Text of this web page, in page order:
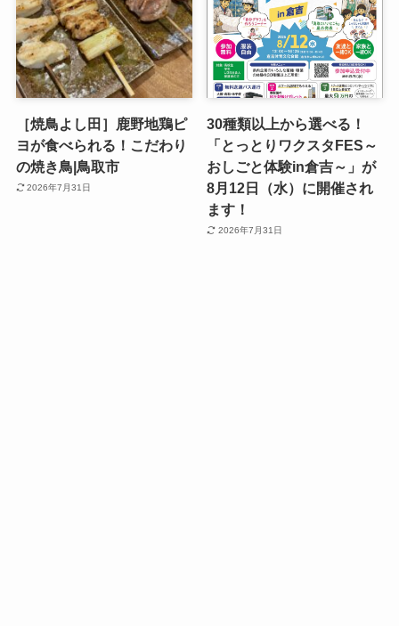
［焼鳥よし田］鹿野地鶏ピ
ヨが食べられる！こだわり
の焼き鳥|鳥取市
2026年7月31日
30種類以上から選べる！
「とっとりワクスタFES～
おしごと体験in倉吉～」が
8月12日（水）に開催され
ます！
2026年7月31日